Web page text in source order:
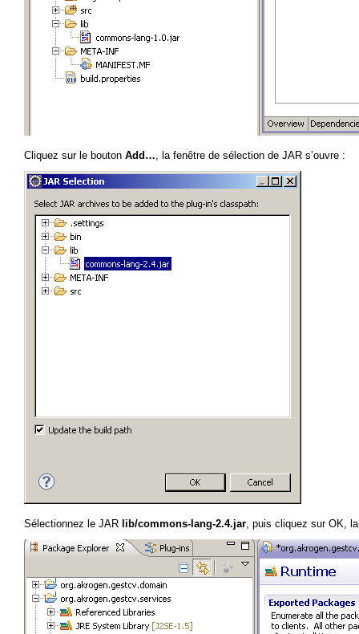
Cliquez sur le bouton Add…, la fenêtre de sélection de JAR s’ouvre :
Sélectionnez le JAR lib/commons-lang-2.4.jar, puis cliquez sur OK,